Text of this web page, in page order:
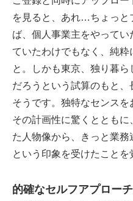
を見ると、あれ…ちょっと
ば、個人事業主をやって
ていたわけでもなく、純粋
と。しかも東京、独り暮
だろうという試算のもと
そうです。独特なセンスを
その計画性に驚くとともに
た人物像から、きっと業務
という印象を受けたことを
的確なセルフアプロー